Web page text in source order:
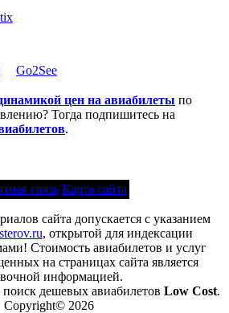
Go2See
цен на авиабилеты по
Тогда подпишитесь на
.
связь Карта сайта
сайта допускается с указанием
, открытой для индексации
Стоимость авиабилетов и услуг
на страницах сайта является
информацией.
поиск дешевых авиабилетов Low Cost.
Copyright© 2026